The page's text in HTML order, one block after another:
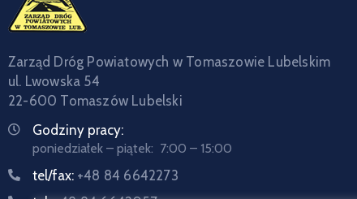
Zarząd Dróg Powiatowych w Tomaszowie Lubelskim
ul. Lwowska 54
22-600 Tomaszów Lubelski
Godziny pracy:
poniedziałek – piątek: 7:00 – 15:00
tel/fax: +48 84 6642273